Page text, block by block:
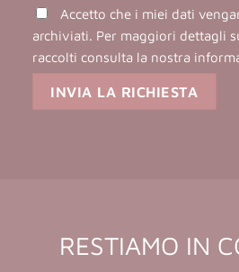
Accetto che i miei dati
archiviati. Per maggiori dettagli
raccolti consulta la nostra
RESTIAMO IN